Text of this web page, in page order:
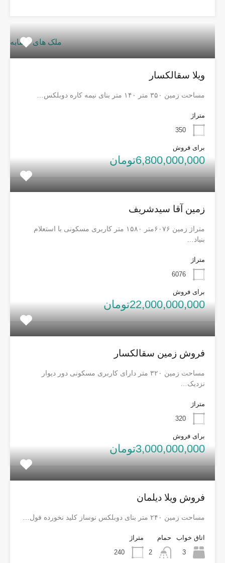
ملک های مشابه
ویلا سقالکسار
مساحت زمین ۳۵۰ متر ۱۴۰ متر بنای نیمه کاره دوبلکس…
متراژ
350
برای فروش
6,800,000,000تومان
زمین آقا سیدشریف
متراژ زمین ۶۰۷۶متر ۱۵۸۰ متر کاربری مسکونی با استعلام
بنیاد…
متراژ
6076
برای فروش
22,000,000,000تومان
فروش زمین سقالکسار
مساحت زمین ۳۲۰ متر دارای کاربری مسکونی دور دیوار
نزدیک…
متراژ
320
برای فروش
3,000,000,000تومان
فروش ویلا دیلمان
مساحت زمین ۲۴۰ متر بنای دوبلکس نوساز کلید نخورده فول…
اتاق خواب
3
حمام
2
متراژ
240